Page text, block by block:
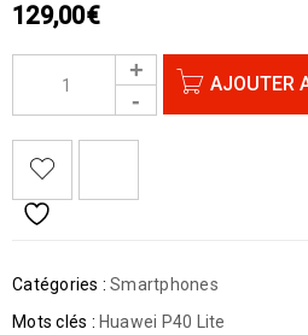
129,00€
AJOUTER
Catégories : Smartphones
Mots clés : Huawei P40 Lite